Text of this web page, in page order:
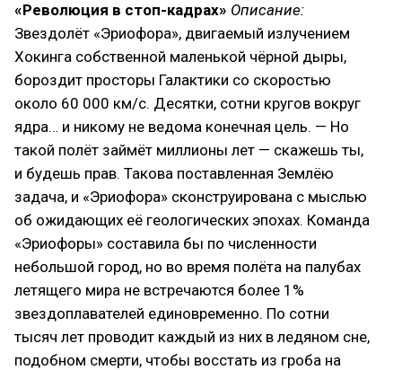
«Революция в стоп-кадрах» Описание:
Звездолёт «Эриофора», двигаемый излучением
Хокинга собственной маленькой чёрной дыры,
бороздит просторы Галактики со скоростью
около 60 000 км/с. Десятки, сотни кругов вокруг
ядра… и никому не ведома конечная цель. — Но
такой полёт займёт миллионы лет — скажешь ты,
и будешь прав. Такова поставленная Землёю
задача, и «Эриофора» сконструирована с мыслью
об ожидающих её геологических эпохах. Команда
«Эриофоры» составила бы по численности
небольшой город, но во время полёта на палубах
летящего мира не встречаются более 1%
звездоплавателей единовременно. По сотни
тысяч лет проводит каждый из них в ледяном сне,
подобном смерти, чтобы восстать из гроба на